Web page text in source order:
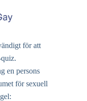
för att
en persons
för sexuell